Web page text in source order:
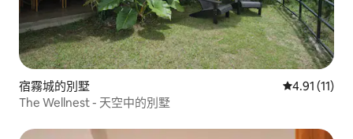
宿霧城的別墅 從 11 則評價
4.91 (11)
The Wellnest - 天空中的別墅